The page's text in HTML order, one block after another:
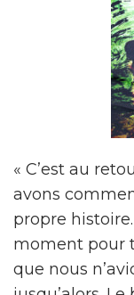
« C’est au
avons
propre
moment pour
que nous